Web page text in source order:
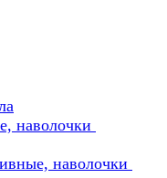
наволочки
наволочки